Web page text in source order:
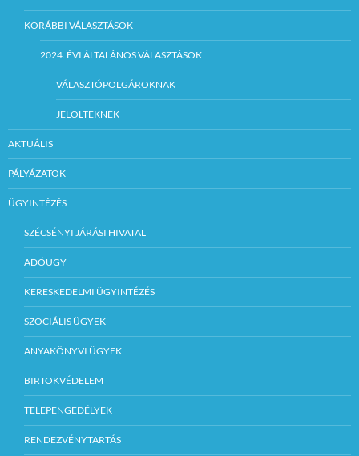
KORÁBBI VÁLASZTÁSOK
2024. ÉVI ÁLTALÁNOS VÁLASZTÁSOK
VÁLASZTÓPOLGÁROKNAK
JELÖLTEKNEK
AKTUÁLIS
PÁLYÁZATOK
ÜGYINTÉZÉS
SZÉCSÉNYI JÁRÁSI HIVATAL
ADÓÜGY
KERESKEDELMI ÜGYINTÉZÉS
SZOCIÁLIS ÜGYEK
ANYAKÖNYVI ÜGYEK
BIRTOKVÉDELEM
TELEPENGEDÉLYEK
RENDEZVÉNYTARTÁS